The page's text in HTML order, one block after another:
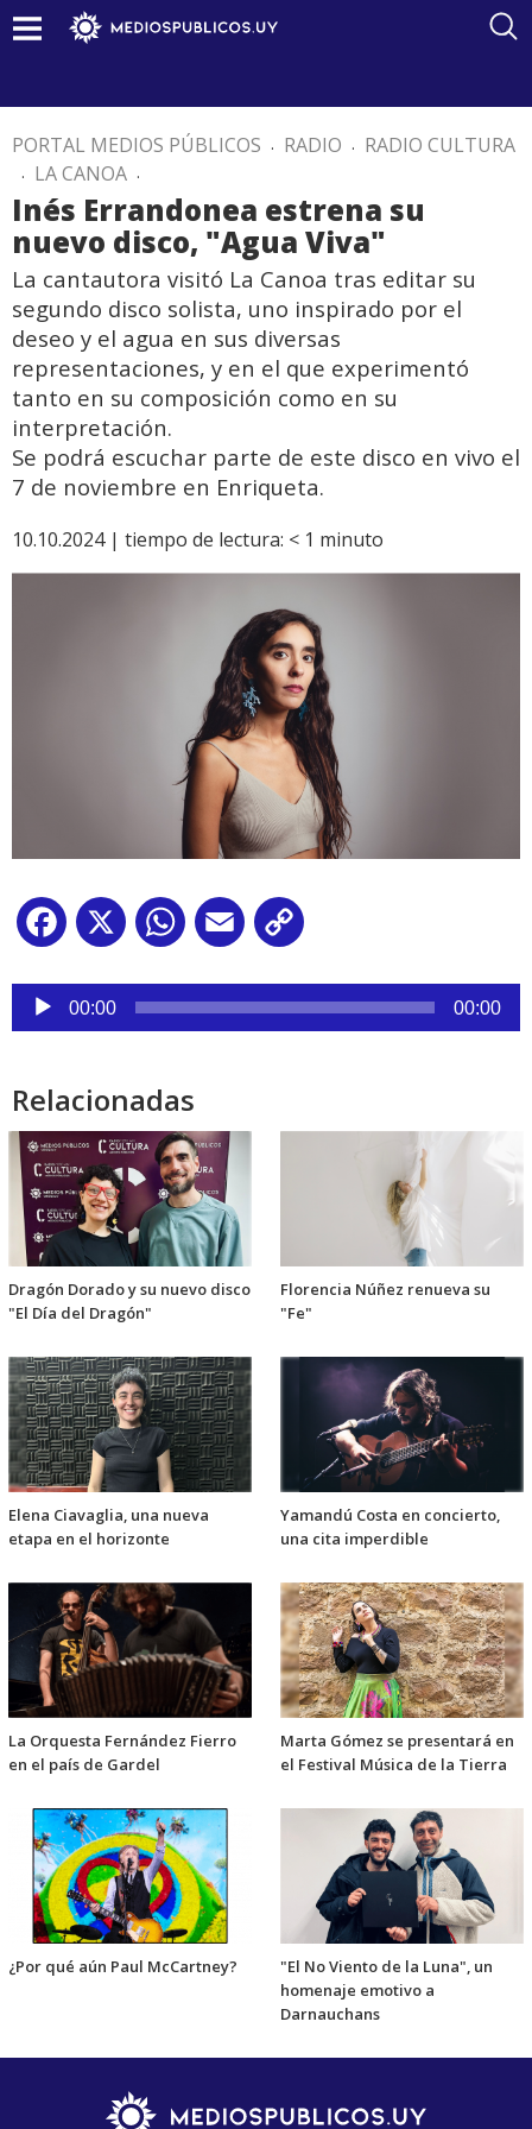
PORTAL MEDIOS PÚBLICOS . RADIO . RADIO CULTURA
. LA CANOA .
Inés Errandonea estrena su
nuevo disco, "Agua Viva"
La cantautora visitó La Canoa tras editar su
segundo disco solista, uno inspirado por el
deseo y el agua en sus diversas
representaciones, y en el que experimentó
tanto en su composición como en su
interpretación.
Se podrá escuchar parte de este disco en vivo el
7 de noviembre en Enriqueta.
10.10.2024 | tiempo de lectura: < 1 minuto
Facebook
X WhatsApp
Email
Reproductor
audio
00:00 00:00
Relacionadas
Dragón Dorado y su nuevo disco
"El Día del Dragón"
Florencia Núñez renueva su
"Fe"
Elena Ciavaglia, una nueva
etapa en el horizonte
Yamandú Costa en concierto,
una cita imperdible
La Orquesta Fernández Fierro
en el país de Gardel
Marta Gómez se presentará en
el Festival Música de la Tierra
¿Por qué aún Paul McCartney?
"El No Viento de la Luna", un
homenaje emotivo a
Darnauchans